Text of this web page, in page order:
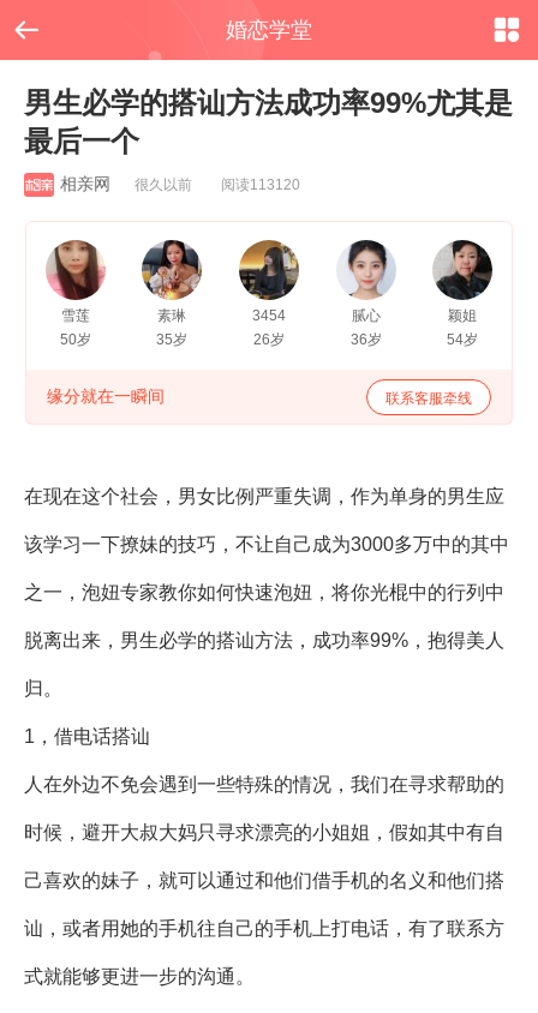
 婚恋学堂
男生必学的搭讪方法成功率99%尤其是
最后一个
相亲网 很久以前 阅读113120
雪莲
50岁
素琳
35岁
3454
26岁
腻心
36岁
颖姐
54岁
缘分就在一瞬间 联系客服牵线
在现在这个社会，男女比例严重失调，作为单身的男生应
该学习一下撩妹的技巧，不让自己成为3000多万中的其中
之一， 泡妞专家教你如何快速泡妞 ，将你光棍中的行列中
脱离出来，男生必学的搭讪方法，成功率99%，抱得美人
归。
1，借电话搭讪
人在外边不免会遇到一些特殊的情况，我们在寻求帮助的
时候，避开大叔大妈只寻求漂亮的小姐姐，假如其中有自
己喜欢的妹子，就可以通过和他们借手机的名义和他们搭
讪，或者用她的手机往自己的手机上打电话，有了联系方
式就能够更进一步的沟通。
